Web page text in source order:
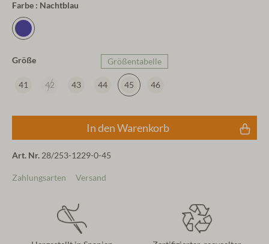
Farbe : Nachtblau
Größe Größentabelle
41 42 43 44 45 46
In den Warenkorb
Art. Nr.28/253-1229-0-45
Zahlungsarten Versand